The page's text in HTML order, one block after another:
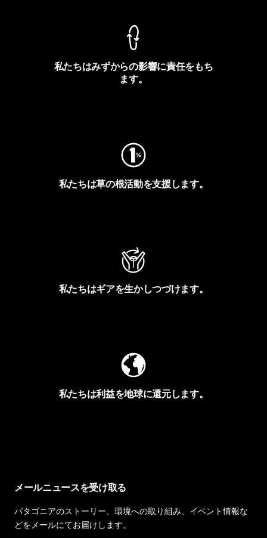
私たちはみずからの影響に責任をもち
ます。
私たちは草の根活動を支援します。
私たちはギアを生かしつづけます。
私たちは利益を地球に還元します。
メールニュースを受け取る
パタゴニアのストーリー、環境への取り組み、イベント情報な
どをメールにてお届けします。